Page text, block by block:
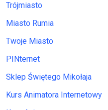
Trójmiasto
Miasto Rumia
Twoje Miasto
PINternet
Sklep Świętego Mikołaja
Kurs Animatora Internetowy